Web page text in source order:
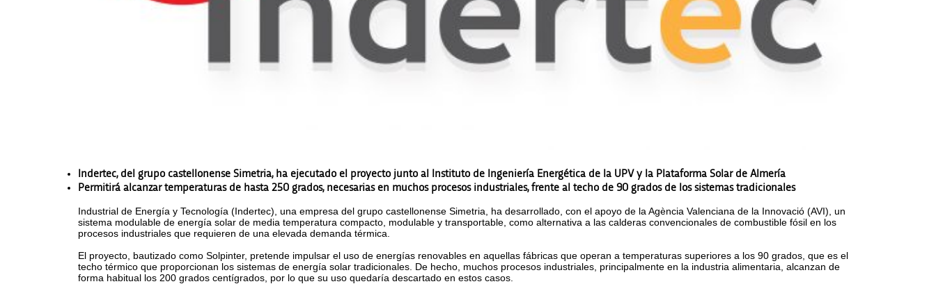
Indertec, del grupo castellonense Simetria, ha ejecutado el proyecto junto al Instituto de Ingeniería Energética de la UPV y la Plataforma Solar de Almería
Permitirá alcanzar temperaturas de hasta 250 grados, necesarias en muchos procesos industriales, frente al techo de 90 grados de los sistemas tradicionales
Industrial de Energía y Tecnología (Indertec), una empresa del grupo castellonense Simetria, ha desarrollado, con el apoyo de la Agència Valenciana de la Innovació (AVI), un
sistema modulable de energía solar de media temperatura compacto, modulable y transportable, como alternativa a las calderas convencionales de combustible fósil en los
procesos industriales que requieren de una elevada demanda térmica.
El proyecto, bautizado como Solpinter, pretende impulsar el uso de energías renovables en aquellas fábricas que operan a temperaturas superiores a los 90 grados, que es el
techo térmico que proporcionan los sistemas de energía solar tradicionales. De hecho, muchos procesos industriales, principalmente en la industria alimentaria, alcanzan de
forma habitual los 200 grados centígrados, por lo que su uso quedaría descartado en estos casos.